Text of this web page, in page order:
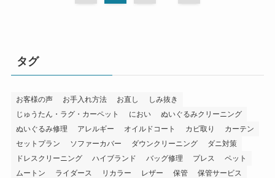
タグ
お客様の声 お手入れ方法 お直し
しみ抜き
じゅうたん・ラグ・カーペット
におい
ぬいぐるみクリーニング
ぬいぐるみ修理
アレルギー オイルドコート カビ取り
カーテン
セットプラン
ソファーカバー ダウンクリーニング
ダニ対策
ドレスクリーニング
ハイブランド バッグ修理 プレス
ペット
ムートン
ライダース リカラー レザー 保管
保管サービス